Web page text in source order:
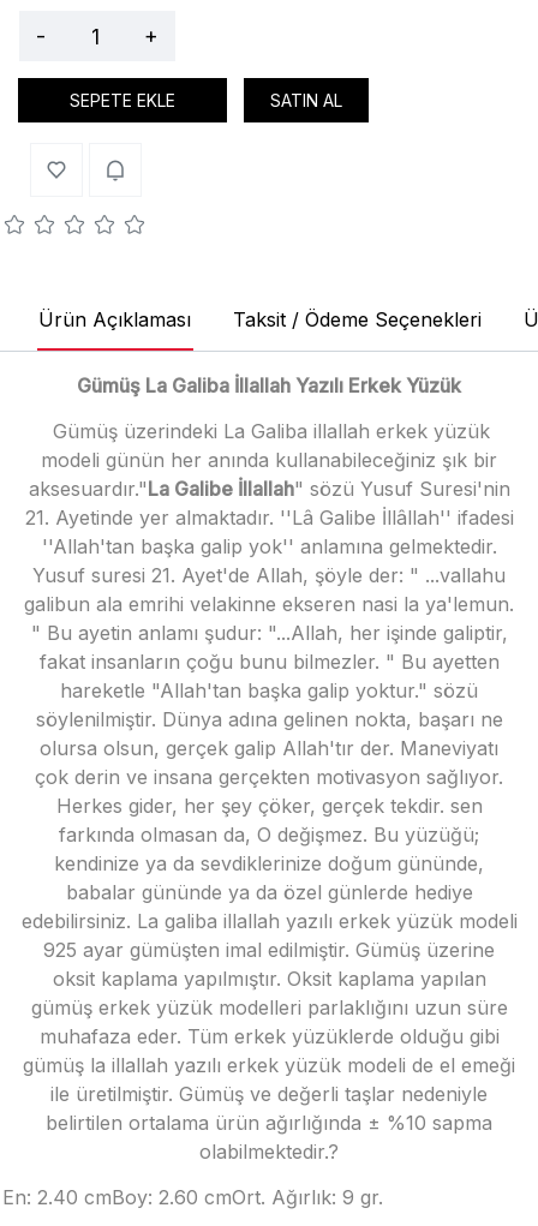
- +
SEPETE EKLE SATIN AL
Ürün Açıklaması Taksit / Ödeme Seçenekleri
Gümüş La Galiba İllallah Yazılı Erkek Yüzük
Gümüş üzerindeki La Galiba illallah erkek yüzük
modeli günün her anında kullanabileceğiniz şık bir
aksesuardır."La Galibe İllallah" sözü Yusuf Suresi'nin
21. Ayetinde yer almaktadır. ''Lâ Galibe İllâllah'' ifadesi
''Allah'tan başka galip yok'' anlamına gelmektedir.
Yusuf suresi 21. Ayet'de Allah, şöyle der: " ...vallahu
galibun ala emrihi velakinne ekseren nasi la ya'lemun.
" Bu ayetin anlamı şudur: "...Allah, her işinde galiptir,
fakat insanların çoğu bunu bilmezler. " Bu ayetten
hareketle "Allah'tan başka galip yoktur." sözü
söylenilmiştir. Dünya adına gelinen nokta, başarı ne
olursa olsun, gerçek galip Allah'tır der. Maneviyatı
çok derin ve insana gerçekten motivasyon sağlıyor.
Herkes gider, her şey çöker, gerçek tekdir. sen
farkında olmasan da, O değişmez. Bu yüzüğü;
kendinize ya da sevdiklerinize doğum gününde,
babalar gününde ya da özel günlerde hediye
edebilirsiniz. La galiba illallah yazılı erkek yüzük modeli
925 ayar gümüşten imal edilmiştir. Gümüş üzerine
oksit kaplama yapılmıştır. Oksit kaplama yapılan
gümüş erkek yüzük modelleri parlaklığını uzun süre
muhafaza eder. Tüm erkek yüzüklerde olduğu gibi
gümüş la illallah yazılı erkek yüzük modeli de el emeği
ile üretilmiştir. Gümüş ve değerli taşlar nedeniyle
belirtilen ortalama ürün ağırlığında ± %10 sapma
olabilmektedir.?
En: 2.40 cmBoy: 2.60 cmOrt. Ağırlık: 9 gr.